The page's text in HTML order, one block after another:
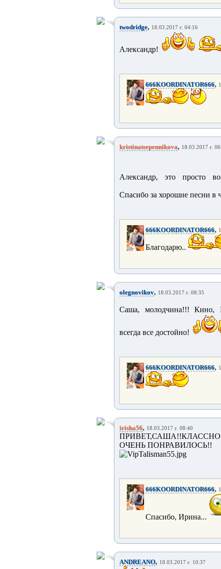
twodridge, 18.03.2017 г. 04:16
Александр!
666KOORDINATOR666,
kristinatsepennikova, 18.03.2017 г.
Александр, это просто
Спасибо за хорошие песни в
666KOORDINATOR666,
Благодарю..
olegnovikov, 18.03.2017 г. 08:35
Саша, молодчина!!! Кино,
всегда все достойно!
666KOORDINATOR666,
irisha56, 18.03.2017 г. 08:40
ОЧЕНЬ ПОНРАВИЛОСЬ!!
666KOORDINATOR666,
Спасибо, Ирина...
ANDREANO, 18.03.2017 г. 10:37